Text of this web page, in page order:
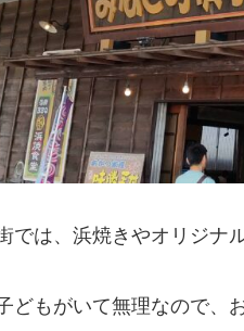
では、浜焼きやオリジナ
どもがいて無理なので、